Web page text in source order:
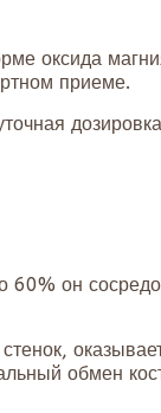
оксида
приеме.
он
обмен